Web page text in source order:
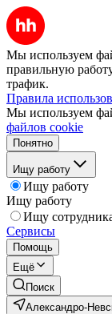
Мы используем
правильную
трафик.
Правила
Мы используем
файлов cookie
Понятно
Ищу работу
Ищу работу
Ищу работу
Ищу
Сервисы
Помощь
Ещё
Поиск
Александро-